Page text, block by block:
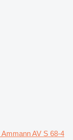
AV S 68-4